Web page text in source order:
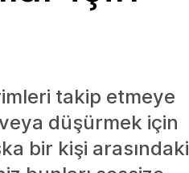
takip etmeye
düşürmek için
bir kişi arasındaki